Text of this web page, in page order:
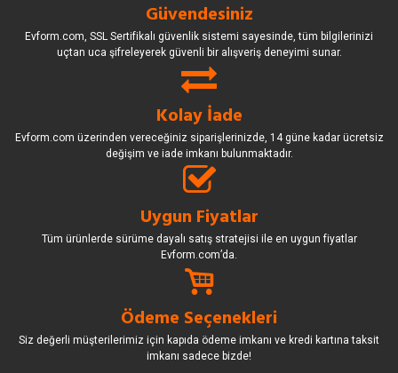
Güvendesiniz
Evform.com, SSL Sertifikalı güvenlik sistemi sayesinde, tüm bilgilerinizi
uçtan uca şifreleyerek güvenli bir alışveriş deneyimi sunar.
Kolay İade
Evform.com üzerinden vereceğiniz siparişlerinizde, 14 güne kadar ücretsiz
değişim ve iade imkanı bulunmaktadır.
Uygun Fiyatlar
Tüm ürünlerde sürüme dayalı satış stratejisi ile en uygun fiyatlar
Evform.com’da.
Ödeme Seçenekleri
Siz değerli müşterilerimiz için kapıda ödeme imkanı ve kredi kartına taksit
imkanı sadece bizde!